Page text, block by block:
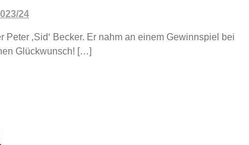
24
‚Sid‘ Becker. Er nahm an einem Gewinnspiel bei
Glückwunsch! […]